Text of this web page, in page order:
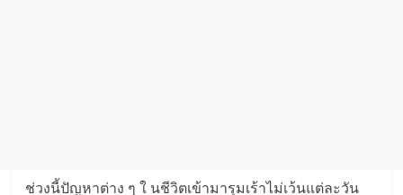
ช่วงนี้ปัญหาต่าง ๆ ใ นชีวิตเข้ามารุมเร้าไม่เว้นแต่ละวัน